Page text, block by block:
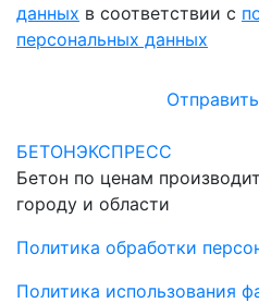
данных в соответствии с
персональных данных
БЕТОНЭКСПРЕСС
Бетон по ценам
городу и области
Политика обработки
Политика использования